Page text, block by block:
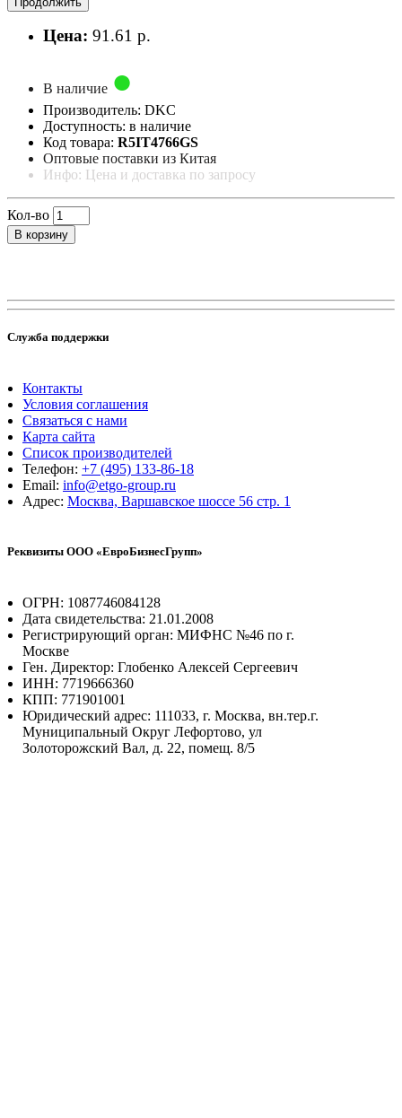
Цена: 91.61 р.
В наличие
Производитель: DKC
Доступность: в наличие
Код товара: R5IT4766GS
Оптовые поставки из Китая
Инфо: Цена и доставка по запросу
Кол-во
В корзину
Служба поддержки
Контакты
Условия соглашения
Связаться с нами
Карта сайта
Список производителей
Телефон: +7 (495) 133-86-18
Email: info@etgo-group.ru
Адрес: Москва, Варшавское шоссе 56 стр. 1
Реквизиты ООО «ЕвроБизнесГрупп»
ОГРН: 1087746084128
Дата свидетельства: 21.01.2008
Регистрирующий орган: МИФНС №46 по г.
Москве
Ген. Директор: Глобенко Алексей Сергеевич
ИНН: 7719666360
КПП: 771901001
Юридический адрес: 111033, г. Москва, вн.тер.г.
Муниципальный Округ Лефортово, ул
Золоторожский Вал, д. 22, помещ. 8/5